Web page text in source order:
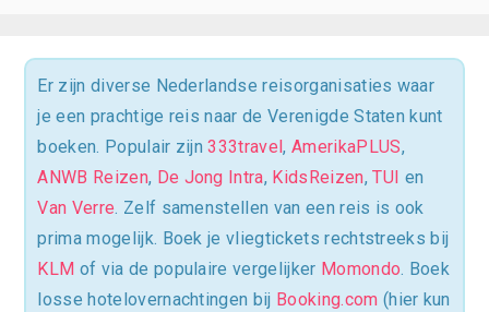
Er zijn diverse Nederlandse reisorganisaties waar
je een prachtige reis naar de Verenigde Staten kunt
boeken. Populair zijn333travel, AmerikaPLUS,
ANWB Reizen, De Jong Intra, KidsReizen,TUI en
Van Verre. Zelf samenstellen van een reis is ook
prima mogelijk. Boek je vliegtickets rechtstreeks bij
KLM of via de populaire vergelijker Momondo. Boek
losse hotelovernachtingen bij Booking.com (hier kun